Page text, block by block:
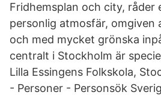
Fridhemsplan och city, råder
personlig atmosfär, omgiven
och med mycket grönska
centralt i Stockholm är
Lilla Essingens Folkskola,
- Personer - Personsök